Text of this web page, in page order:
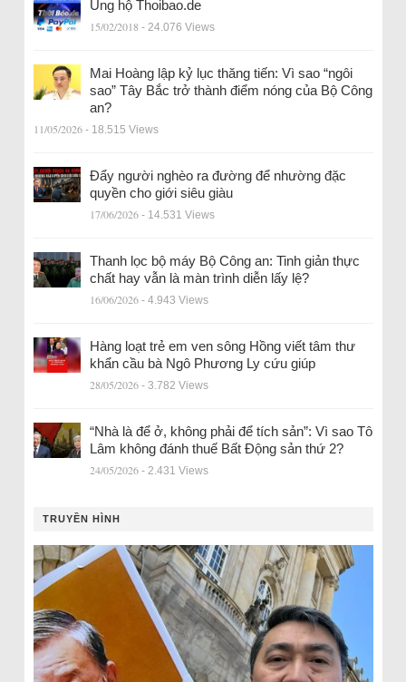
Ủng hộ Thoibao.de
15/02/2018 - 24.076 Views
Mai Hoàng lập kỷ lục thăng tiến: Vì sao “ngôi
sao” Tây Bắc trở thành điểm nóng của Bộ Công
an?
11/05/2026 - 18.515 Views
Đẩy người nghèo ra đường để nhường đặc
quyền cho giới siêu giàu
17/06/2026 - 14.531 Views
Thanh lọc bộ máy Bộ Công an: Tinh giản thực
chất hay vẫn là màn trình diễn lấy lệ?
16/06/2026 - 4.943 Views
Hàng loạt trẻ em ven sông Hồng viết tâm thư
khẩn cầu bà Ngô Phương Ly cứu giúp
28/05/2026 - 3.782 Views
“Nhà là để ở, không phải để tích sản”: Vì sao Tô
Lâm không đánh thuế Bất Động sản thứ 2?
24/05/2026 - 2.431 Views
TRUYỀN HÌNH